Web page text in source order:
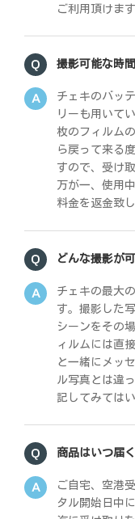
ご利用頂けます
撮影可能な時
チェキのバッ
リーも用いて
枚のフィルム
ら戻って来る
すので、受け
万が一、使用
料金を返金致し
どんな撮影が
チェキの最大
す。撮影した
シーンをその
ィルムには直
と一緒にメッ
ル写真とは違
記してみては
商品はいつ届
ご自宅、空港
タル開始日中